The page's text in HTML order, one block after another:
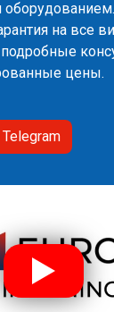
оборудованием.
на все
цены.
Telegram